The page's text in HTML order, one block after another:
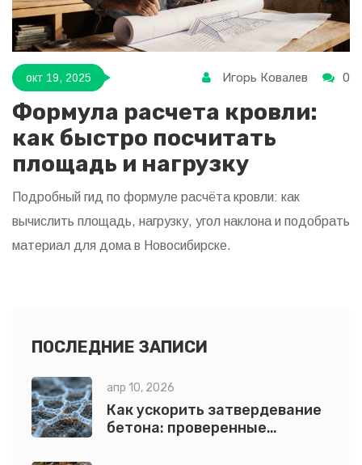
окт 19, 2025 Игорь Ковалев 0
Формула расчета кровли:
как быстро посчитать
площадь и нагрузку
Подробный гид по формуле расчёта кровли: как
вычислить площадь, нагрузку, угол наклона и подобрать
материал для дома в Новосибирске.
ПОСЛЕДНИЕ ЗАПИСИ
апр 10, 2026
Как ускорить затвердевание
бетона: проверенные